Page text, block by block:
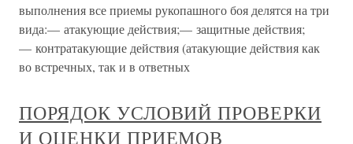
выполнения все приемы рукопашного боя делятся на три
вида:— атакующие действия;— защитные действия;
— контратакующие действия (атакующие действия как
во встречных, так и в ответных
ПОРЯДОК УСЛОВИЙ ПРОВЕРКИ
И ОЦЕНКИ ПРИЕМОВ